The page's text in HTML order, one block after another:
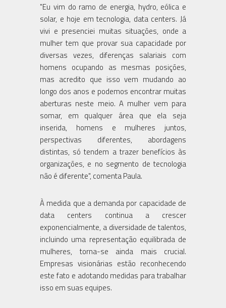
"Eu vim do ramo de energia, hydro, eólica e
solar, e hoje em tecnologia, data centers. Já
vivi e presenciei muitas situações, onde a
mulher tem que provar sua capacidade por
diversas vezes, diferenças salariais com
homens ocupando as mesmas posições,
mas acredito que isso vem mudando ao
longo dos anos e podemos encontrar muitas
aberturas neste meio. A mulher vem para
somar, em qualquer área que ela seja
inserida, homens e mulheres juntos,
perspectivas diferentes, abordagens
distintas, só tendem a trazer benefícios às
organizações, e no segmento de tecnologia
À medida que a demanda por capacidade de
data centers continua a crescer
exponencialmente, a diversidade de talentos,
incluindo uma representação equilibrada de
mulheres, torna-se ainda mais crucial.
Empresas visionárias estão reconhecendo
este fato e adotando medidas para trabalhar